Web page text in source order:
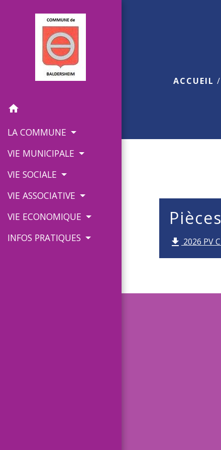
home
LA COMMUNE
VIE MUNICIPALE
VIE SOCIALE
VIE ASSOCIATIVE
VIE ECONOMIQUE
INFOS PRATIQUES
ACCUEIL /
file_download 2026 PV